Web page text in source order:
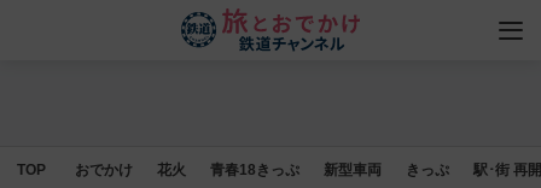
TOP おでかけ 花火 青春18きっぷ 新型車両 きっぷ 駅･街 再